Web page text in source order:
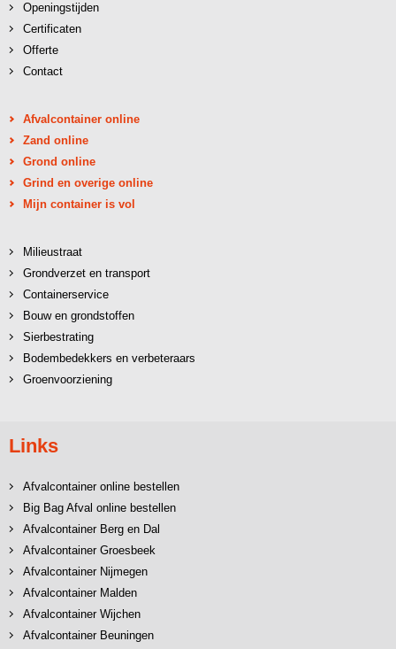
Openingstijden
Certificaten
Offerte
Contact
Afvalcontainer online
Zand online
Grond online
Grind en overige online
Mijn container is vol
Milieustraat
Grondverzet en transport
Containerservice
Bouw en grondstoffen
Sierbestrating
Bodembedekkers en verbeteraars
Groenvoorziening
Links
Afvalcontainer online bestellen
Big Bag Afval online bestellen
Afvalcontainer Berg en Dal
Afvalcontainer Groesbeek
Afvalcontainer Nijmegen
Afvalcontainer Malden
Afvalcontainer Wijchen
Afvalcontainer Beuningen